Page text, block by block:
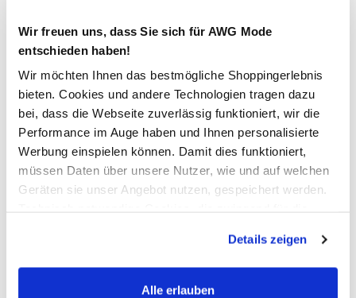
Wir freuen uns, dass Sie sich für AWG Mode
entschieden haben!
Wir möchten Ihnen das bestmögliche Shoppingerlebnis
bieten. Cookies und andere Technologien tragen dazu
bei, dass die Webseite zuverlässig funktioniert, wir die
Performance im Auge haben und Ihnen personalisierte
Werbung einspielen können. Damit dies funktioniert,
müssen Daten über unsere Nutzer, wie und auf welchen
Geräten sie unser Angebot nutzen, gespeichert werden.
werden, werden bei der Nutzung der Webseite auf jeden
Fall gesetzt. Cookies von Drittanbietern für Analyse- oder
Trackingzwecke werden nur dann aktiviert, wenn Sie das
Details zeigen
Alle erlauben
Schneller DHL Versand: in 1–3 Werktagen
Kostenfreie Rücksendung innerhalb 14 Tage
Kostenlose Filiallieferung in Ihre Wunschfiliale
Zur Wunschliste hinzufügen